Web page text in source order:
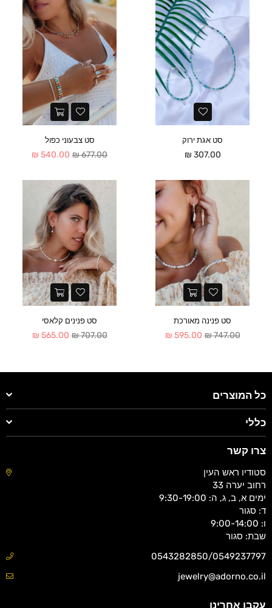
סט אגת ירוק
מחיר
307.00 ₪
סט צבעוני כפול
מחיר
677.00 ₪
540.00 ₪
סט פנינה מאורכת
מחיר
747.00 ₪
595.00 ₪
סט פנינים קלאסי
מחיר
707.00 ₪
565.00 ₪
כל המוצרים
כללי
צרו קשר
סטודיו ראש העין
רחוב יערה 33
ימים א, ב, ג, ה: 9:30-19:00
ד: סגור
ו: 9:00-14:00
שבת: סגור
0543282850/0549237797
jewelry@adorno.co.il
עקבו אחרינו